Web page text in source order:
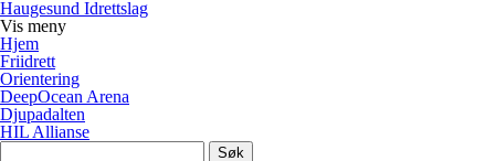
Haugesund Idrettslag
Vis meny
Hjem
Friidrett
Orientering
DeepOcean Arena
Djupadalten
HIL Allianse
Søk